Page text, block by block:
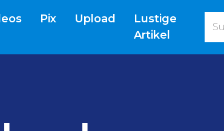
Pix Upload
Lustige
Artikel